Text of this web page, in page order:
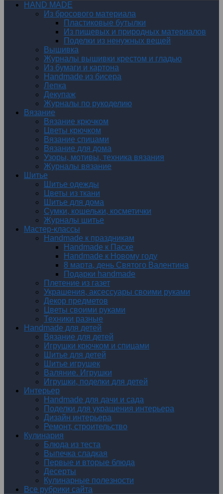
HAND MADE
Из бросового материала
Пластиковые бутылки
Из пищевых и природных материалов
Поделки из ненужных вещей
Вышивка
Журналы вышивки крестом и гладью
Из бумаги и картона
Handmade из бисера
Лепка
Декупаж
Журналы по рукоделию
Вязание
Вязание крючком
Цветы крючком
Вязание спицами
Вязание для дома
Узоры, мотивы, техника вязания
Журналы вязание
Шитье
Шитье одежды
Цветы из ткани
Шитье для дома
Сумки, кошельки, косметички
Журналы шитье
Мастер-классы
Handmade к праздникам
Handmade к Пасхе
Handmade к Новому году
8 марта, день Святого Валентина
Подарки handmade
Плетение из газет
Украшения, аксессуары своими руками
Декор предметов
Цветы своими руками
Техники разные
Handmade для детей
Вязание для детей
Игрушки крючком и спицами
Шитье для детей
Шитье игрушек
Валяние. Игрушки
Игрушки, поделки для детей
Интерьер
Handmade для дачи и сада
Поделки для украшения интерьера
Дизайн интерьера
Ремонт, строительство
Кулинария
Блюда из теста
Выпечка сладкая
Первые и вторые блюда
Десерты
Кулинарные полезности
Все рубрики сайта